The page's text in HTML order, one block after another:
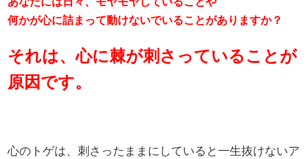
何かが心に詰まって動けないでいることがありますか？
それは、心に棘が刺さっていることが
原因です。
心のトゲは、刺さったままにしていると一生抜けないア